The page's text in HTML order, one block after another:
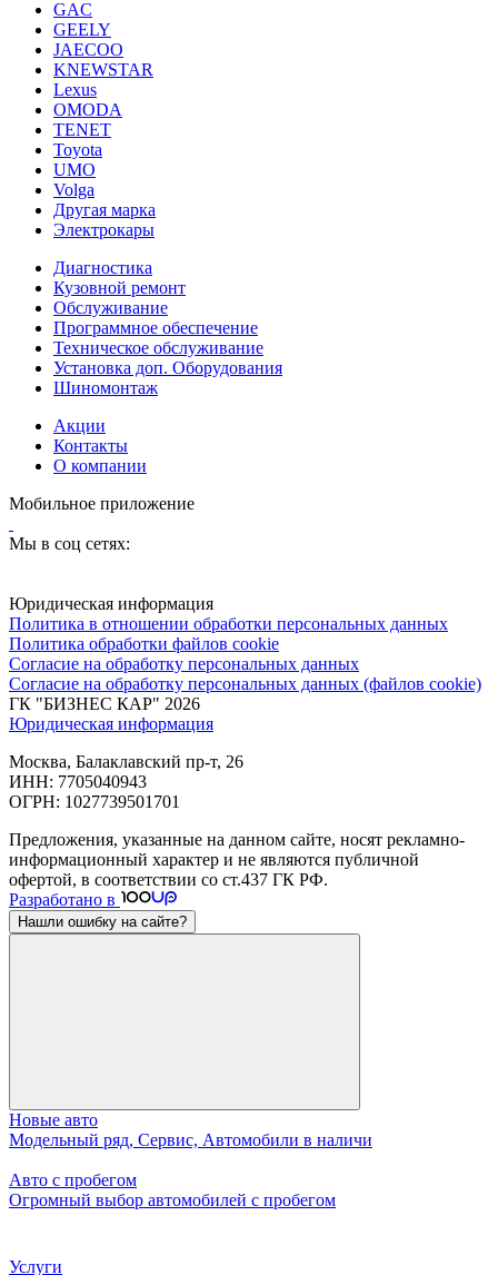
GAC
GEELY
JAECOO
KNEWSTAR
Lexus
OMODA
TENET
Toyota
UMO
Volga
Другая марка
Электрокары
Диагностика
Кузовной ремонт
Обслуживание
Программное обеспечение
Техническое обслуживание
Установка доп. Оборудования
Шиномонтаж
Акции
Контакты
О компании
Мобильное приложение
Мы в соц сетях:
Юридическая информация
Политика в отношении обработки персональных данных
Политика обработки файлов cookie
Согласие на обработку персональных данных
Согласие на обработку персональных данных (файлов cookie)
ГК "БИЗНЕС КАР" 2026
Юридическая информация
Москва, Балаклавский пр-т, 26
ИНН: 7705040943
ОГРН: 1027739501701
Предложения, указанные на данном сайте, носят рекламно-
информационный характер и не являются публичной
офертой, в соответствии со ст.437 ГК РФ.
Разработано в
Нашли ошибку на сайте?
Новые авто
Модельный ряд, Сервис, Автомобили в наличи
Авто с пробегом
Огромный выбор автомобилей с пробегом
Услуги